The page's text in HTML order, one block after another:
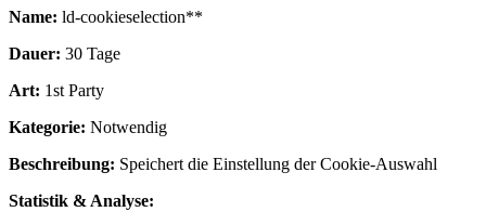
Name: ld-cookieselection**
Dauer: 30 Tage
Art: 1st Party
Kategorie: Notwendig
Beschreibung: Speichert die Einstellung der Cookie-Auswahl
Statistik & Analyse: